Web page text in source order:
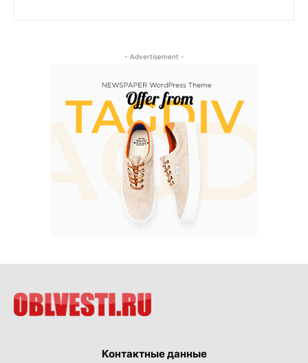
- Advertisement -
Контактные данные